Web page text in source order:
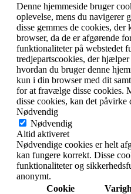
Denne hjemmeside bruger
oplevelse, mens du navigerer
disse gemmes de cookies, der
browser, da de er afgørende
funktionaliteter på webstedet
tredjepartscookies, der
hvordan du bruger denne
kun i din browser med dit
for at fravælge disse cookies.
disse cookies, kan det påvirke
Nødvendig
Nødvendig
Altid aktiveret
Nødvendige cookies er helt
kan fungere korrekt. Disse
funktionaliteter og
anonymt.
Cookie